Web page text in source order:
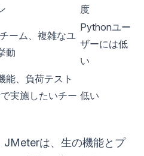
度
ーム、複雑なユ
動
Pythonユー
ザーには低
い
能、負荷テスト
実施したいチー 低い
JMeterは、生の機能とプ